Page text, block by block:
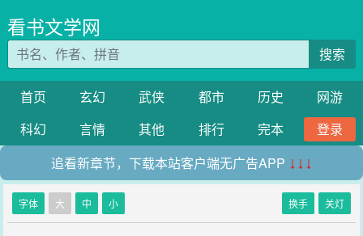
看书文学网
搜索
首页 玄幻 武侠 都市 历史
网游
科幻
言情 其他 排行 完本
登录
追看新章节，下载本站客户端无广告APP ↓↓↓
字体 大 中 小 换手 关灯